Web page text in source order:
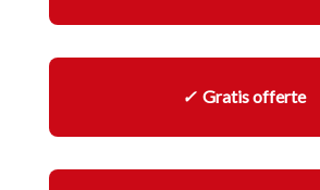
✓Gratis offerte